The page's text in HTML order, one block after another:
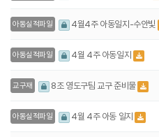
아동실적파일 4월4주 아동일지-수안빛
아동실적파일 4월 4주 아동일지
교구재 8조 영도구팀 교구 준비물
아동실적파일 4월 4주 아동 일지